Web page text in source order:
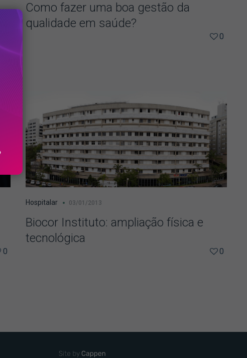
Como fazer uma boa gestão da
qualidade em saúde?
0
0
Hospitalar 03/01/2013
Biocor Instituto: ampliação física e
tecnológica
0